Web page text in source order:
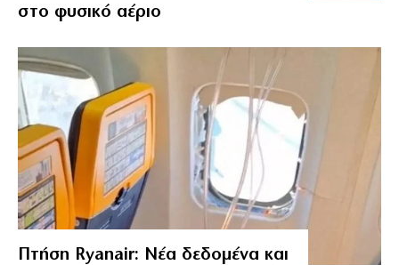
στο φυσικό αέριο
Πτήση Ryanair: Νέα δεδομένα και